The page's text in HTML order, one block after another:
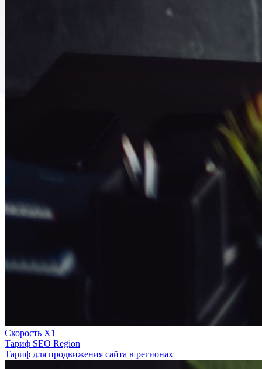
Скорость Х1
Тариф SEO Region
Тариф для продвижения сайта в регионах